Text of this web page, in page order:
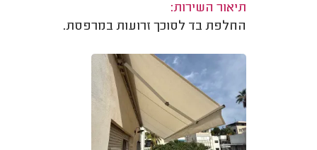
תיאור השירות:
החלפת בד לסוכך זרועות במרפסת.